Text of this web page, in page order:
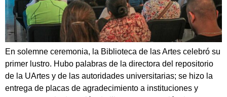
En solemne ceremonia, la Biblioteca de las Artes celebró su
primer lustro. Hubo palabras de la directora del repositorio
de la UArtes y de las autoridades universitarias; se hizo la
entrega de placas de agradecimiento a instituciones y